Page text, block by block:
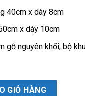
40cm x dày 8cm
x dày 10cm
gỗ nguyên khối, bộ
1m8 x 2m2 ( A Thành,
GIỎ HÀNG